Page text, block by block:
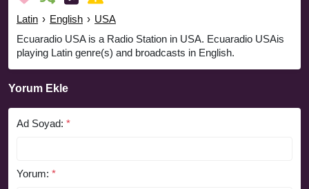
Latin › English › USA
Ecuaradio USA is a Radio Station in USA. Ecuaradio USAis
playing Latin genre(s) and broadcasts in English.
Yorum Ekle
Ad Soyad: *
Yorum: *